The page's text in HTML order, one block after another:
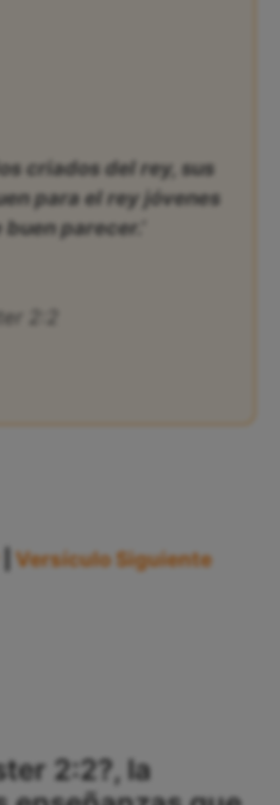
criados del rey, sus
para el rey jóvenes
parecer.’
2:2
Versículo Siguiente
2:2?, la